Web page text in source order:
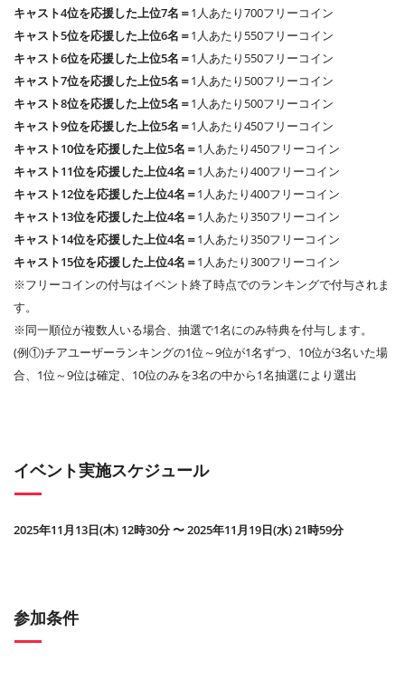
キャスト4位を応援した上位7名＝1人あたり700フリーコイン
キャスト5位を応援した上位6名＝1人あたり550フリーコイン
キャスト6位を応援した上位5名＝1人あたり550フリーコイン
キャスト7位を応援した上位5名＝1人あたり500フリーコイン
キャスト8位を応援した上位5名＝1人あたり500フリーコイン
キャスト9位を応援した上位5名＝1人あたり450フリーコイン
キャスト10位を応援した上位5名＝1人あたり450フリーコイン
キャスト11位を応援した上位4名＝1人あたり400フリーコイン
キャスト12位を応援した上位4名＝1人あたり400フリーコイン
キャスト13位を応援した上位4名＝1人あたり350フリーコイン
キャスト14位を応援した上位4名＝1人あたり350フリーコイン
キャスト15位を応援した上位4名＝1人あたり300フリーコイン
※フリーコインの付与はイベント終了時点でのランキングで付与されま
す。
※同一順位が複数人いる場合、抽選で1名にのみ特典を付与します。
(例①)チアユーザーランキングの1位～9位が1名ずつ、10位が3名いた場
合、1位～9位は確定、10位のみを3名の中から1名抽選により選出
イベント実施スケジュール
2025年11月13日(木) 12時30分 〜 2025年11月19日(水) 21時59分
参加条件